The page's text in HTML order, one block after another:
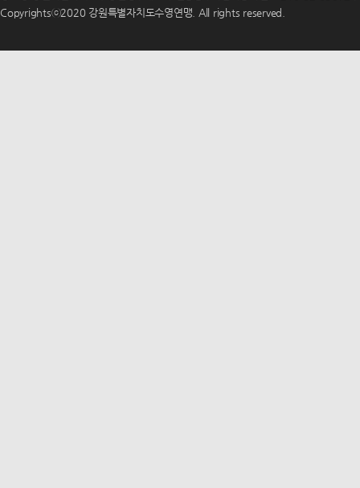
Copyrightsⓒ2020 강원특별자치도수영연맹. All rights reserved.